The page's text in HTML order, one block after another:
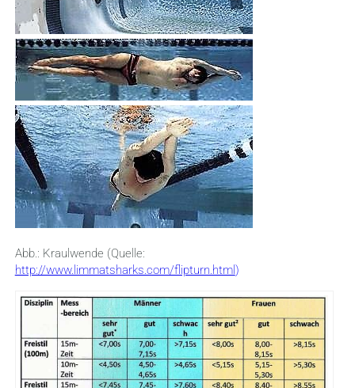
Abb.: Kraulwende (Quelle:
http://www.limmatsharks.com/flipturn.html)